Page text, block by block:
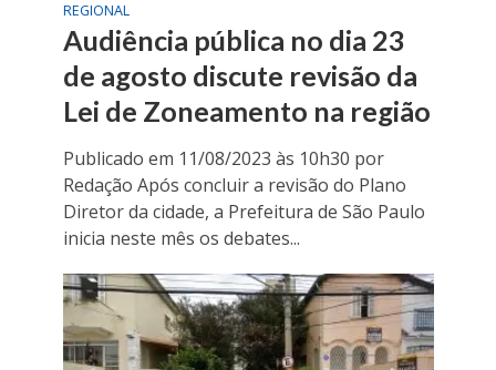
REGIONAL
Audiência pública no dia 23
de agosto discute revisão da
Lei de Zoneamento na região
Publicado em 11/08/2023 às 10h30 por
Redação Após concluir a revisão do Plano
Diretor da cidade, a Prefeitura de São Paulo
inicia neste mês os debates...